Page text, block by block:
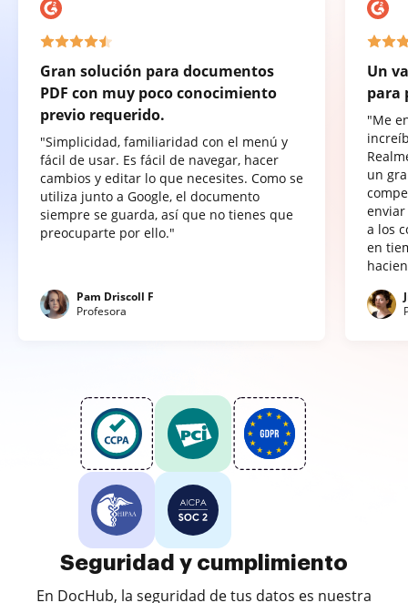
Gran solución para documentos
PDF con muy poco conocimiento
previo requerido.
"Simplicidad, familiaridad con el menú y
fácil de usar. Es fácil de navegar, hacer
cambios y editar lo que necesites. Como se
utiliza junto a Google, el documento
siempre se guarda, así que no tienes que
preocuparte por ello."
Pam Driscoll F
Profesora
Un
para
"Me
un
a los
en
Seguridad y cumplimiento
En DocHub, la seguridad de tus datos es nuestra